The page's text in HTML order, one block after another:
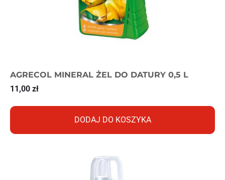
AGRECOL MINERAL ŻEL DO DATURY 0,5 L
11,00 zł
DODAJ DO KOSZYKA